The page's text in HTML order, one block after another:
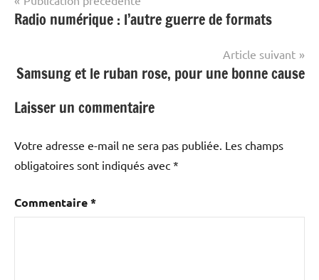
de
Radio numérique : l’autre guerre de formats
Article suivant
Samsung et le ruban rose, pour une bonne cause
Laisser un commentaire
Votre adresse e-mail ne sera pas publiée. Les champs
obligatoires sont indiqués avec *
Commentaire*